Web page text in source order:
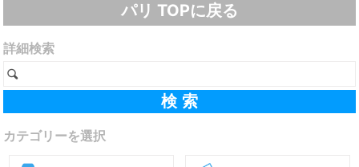
パリ TOPに戻る
詳細検索
カテゴリーを選択